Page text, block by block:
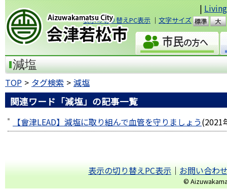
|
表示の切り替えPC表示 ｜ 文字サイズ
準
会津若松市
減塩
TOP タグ検索 減塩
関連ワード「減塩」の記事一覧
【會津LEAD】減塩に取り組んで血管を守りましょう(2021
表示の切り替えPC表示｜お問い合わ
©